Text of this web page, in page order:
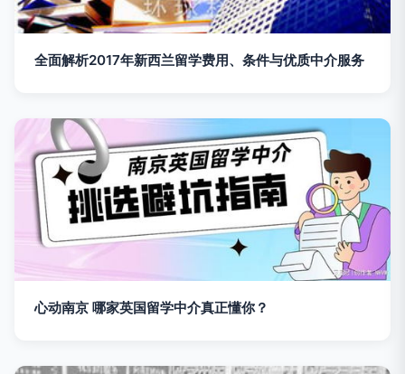
全面解析2017年新西兰留学费用、条件与优质中介服务
心动南京 哪家英国留学中介真正懂你？